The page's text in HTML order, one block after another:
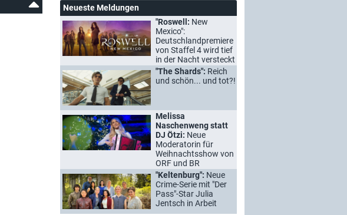
Neueste Meldungen
"Roswell: New
Mexico":
Deutschlandpremiere
von Staffel 4 wird tief
in der Nacht versteckt
"The Shards": Reich
und schön... und tot?!
Melissa
Naschenweng statt
DJ Ötzi: Neue
Moderatorin für
Weihnachtsshow von
ORF und BR
"Keltenburg": Neue
Crime-Serie mit "Der
Pass"-Star Julia
Jentsch in Arbeit